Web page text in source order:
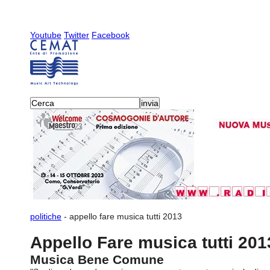
Youtube Twitter Facebook
politiche - appello fare musica tutti 2013
Appello Fare musica tutti
Musica Bene Comune